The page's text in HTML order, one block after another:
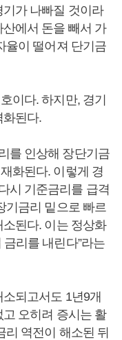
가 나빠질 것이라
에서 돈을 빼서 가
율이 떨어져 단기금
이다. 하지만, 경기
화된다.
를 인상해 장단기금
화된다. 이렇게 경
시 기준금리를 급격
기금리 밑으로 빠르
된다. 이는 정상화
리를 내린다”라는
되고서도 1년9개
오히려 증시는 활
리 역전이 해소된 뒤